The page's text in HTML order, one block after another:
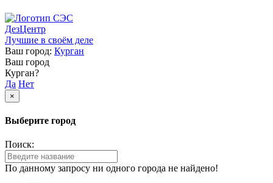
ДезЦентр
Лучшие в своём деле
Ваш город: Курган
Ваш город
Курган?
Да Нет
×
Выберите город
Поиск:
По данному запросу ни одного города не найдено!